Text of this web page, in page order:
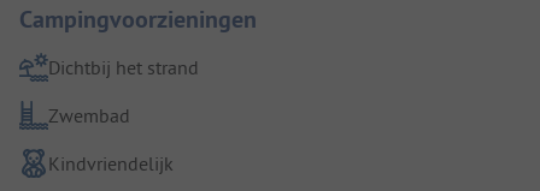
Campingvoorzieningen
Dichtbij het strand
Zwembad
Kindvriendelijk